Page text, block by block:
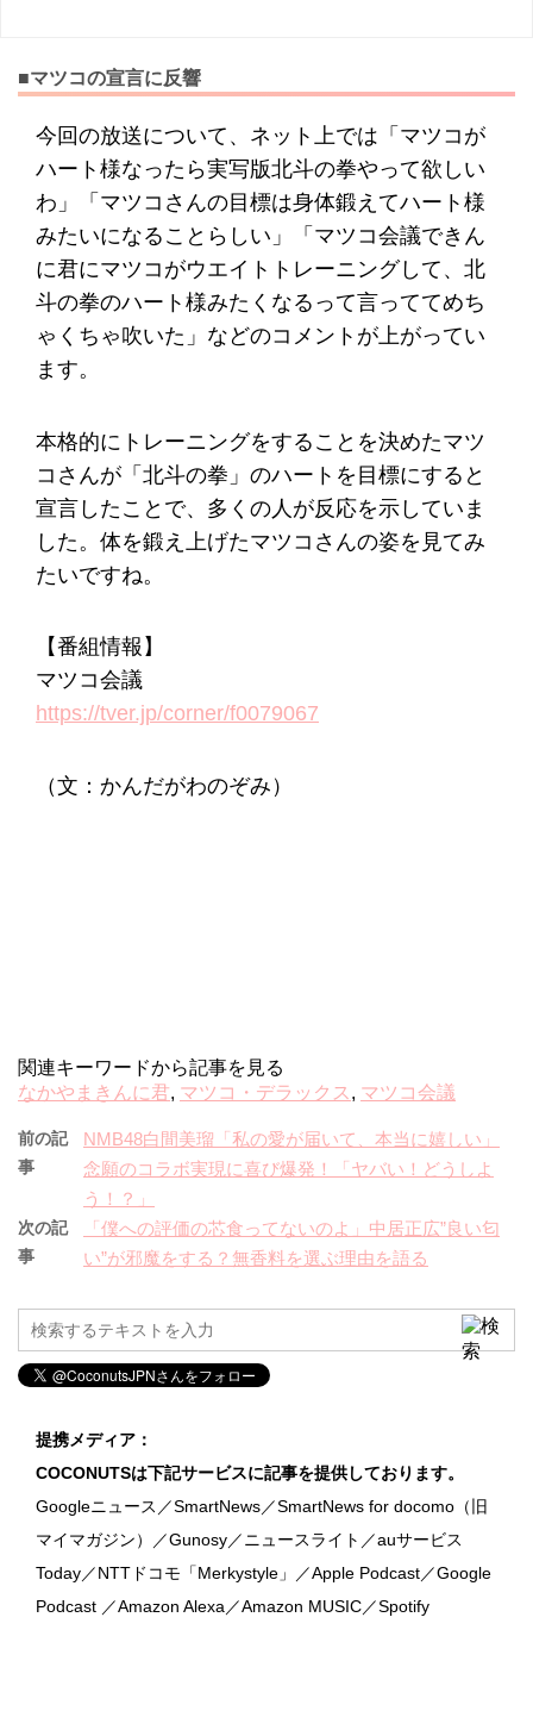
■マツコの宣言に反響
今回の放送について、ネット上では「マツコが
ハート様なったら実写版北斗の拳やって欲しい
わ」「マツコさんの目標は身体鍛えてハート様
みたいになることらしい」「マツコ会議できん
に君にマツコがウエイトトレーニングして、北
斗の拳のハート様みたくなるって言っててめち
ゃくちゃ吹いた」などのコメントが上がってい
ます。
本格的にトレーニングをすることを決めたマツ
コさんが「北斗の拳」のハートを目標にすると
宣言したことで、多くの人が反応を示していま
した。体を鍛え上げたマツコさんの姿を見てみ
たいですね。
【番組情報】
マツコ会議
https://tver.jp/corner/f0079067
（文：かんだがわのぞみ）
関連キーワードから記事を見る
なかやまきんに君, マツコ・デラックス , マツコ会議
前の記
事
NMB48白間美瑠「私の愛が届いて、本当に嬉しい」
念願のコラボ実現に喜び爆発！「ヤバい！どうしよ
う！？」
次の記
事
「僕への評価の芯食ってないのよ」中居正広”良い匂
い”が邪魔をする？無香料を選ぶ理由を語る
提携メディア：
COCONUTSは下記サービスに記事を提供しております。
Googleニュース／SmartNews／SmartNews for docomo（旧
マイマガジン）／Gunosy／ニュースライト／auサービス
Today／NTTドコモ「Merkystyle」／Apple Podcast／Google
Podcast ／Amazon Alexa／Amazon MUSIC／Spotify